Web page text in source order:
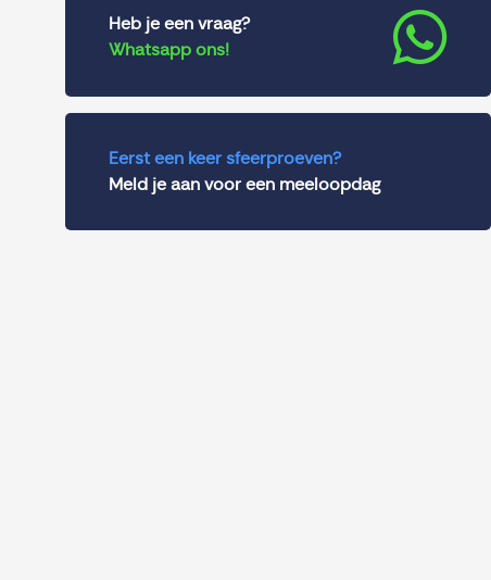
Heb je een vraag?
Whatsapp ons!
Eerst een keer sfeerproeven?
Meld je aan voor een meeloopdag